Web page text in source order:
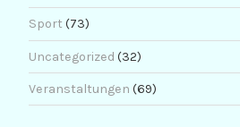
Sport (73)
Uncategorized (32)
Veranstaltungen (69)